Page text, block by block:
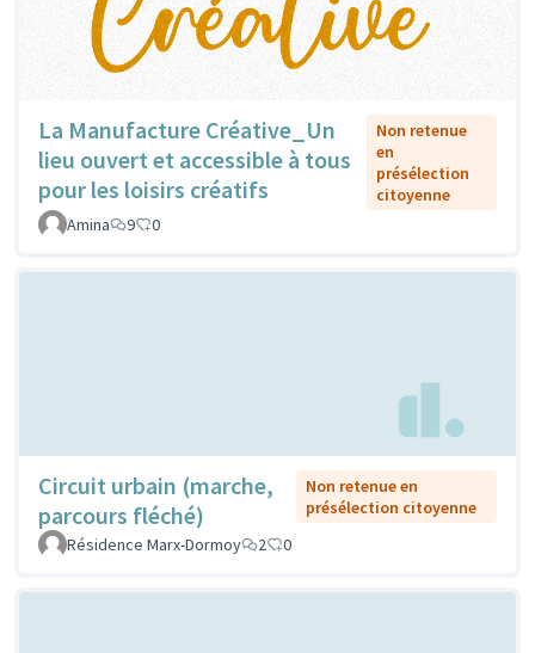
La Manufacture Créative_Un
lieu ouvert et accessible à tous
pour les loisirs créatifs
Non retenue
en
présélection
citoyenne
Amina
9 0
Circuit urbain (marche,
parcours fléché)
Non retenue en
présélection citoyenne
Résidence Marx-Dormoy
2 0